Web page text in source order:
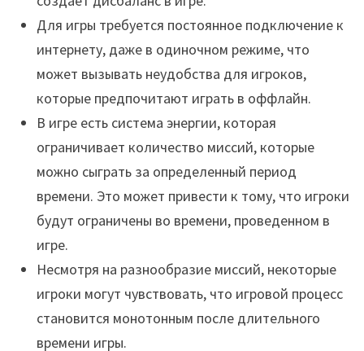
Для игры требуется постоянное подключение к
интернету, даже в одиночном режиме, что
может вызывать неудобства для игроков,
которые предпочитают играть в оффлайн.
В игре есть система энергии, которая
ограничивает количество миссий, которые
можно сыграть за определенный период
времени. Это может привести к тому, что игроки
будут ограничены во времени, проведенном в
игре.
Несмотря на разнообразие миссий, некоторые
игроки могут чувствовать, что игровой процесс
становится монотонным после длительного
времени игры.